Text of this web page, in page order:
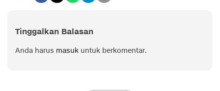
Tinggalkan Balasan
Anda harus masuk untuk berkomentar.